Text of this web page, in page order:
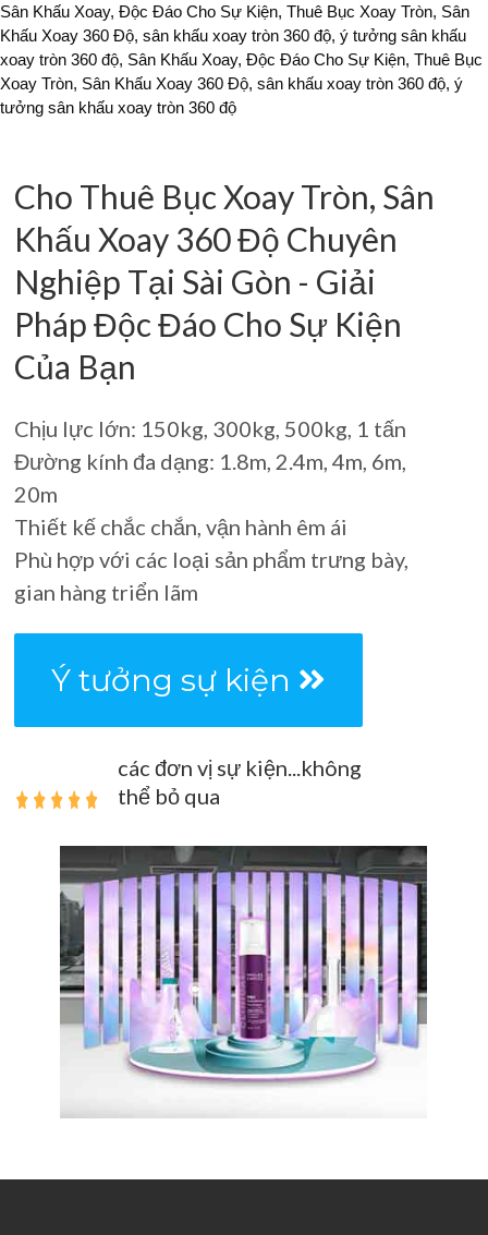
Sân Khấu Xoay, Độc Đáo Cho Sự Kiện, Thuê Bục Xoay Tròn, Sân
Khấu Xoay 360 Độ, sân khấu xoay tròn 360 độ, ý tưởng sân khấu
xoay tròn 360 độ, Sân Khấu Xoay, Độc Đáo Cho Sự Kiện, Thuê Bục
Xoay Tròn, Sân Khấu Xoay 360 Độ, sân khấu xoay tròn 360 độ, ý
tưởng sân khấu xoay tròn 360 độ
Cho Thuê Bục Xoay Tròn, Sân
Khấu Xoay 360 Độ Chuyên
Nghiệp Tại Sài Gòn - Giải
Pháp Độc Đáo Cho Sự Kiện
Của Bạn
Chịu lực lớn: 150kg, 300kg, 500kg, 1 tấn
Đường kính đa dạng: 1.8m, 2.4m, 4m, 6m,
20m
Thiết kế chắc chắn, vận hành êm ái
Phù hợp với các loại sản phẩm trưng bày,
gian hàng triển lãm
Ý tưởng sự kiện
các đơn vị sự kiện...không
thể bỏ qua